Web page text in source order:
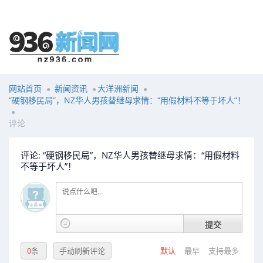
网站首页 新闻资讯
大洋洲新闻
“硬钢移民局”，NZ华人男孩替继母求情：“用假材料不等于坏人”！
评论
评论: “硬钢移民局”，NZ华人男孩替继母求情：“用假材料
不等于坏人”！
提交
默认 最早 支持最多
0条 手动刷新评论